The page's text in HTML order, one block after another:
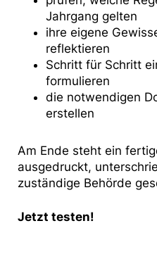
Jahrgang gelten
ihre eigene
reflektieren
Schritt für Schritt
formulieren
die notwendigen
erstellen
Am Ende steht ein
ausgedruckt,
zuständige Behörde
Jetzt testen!